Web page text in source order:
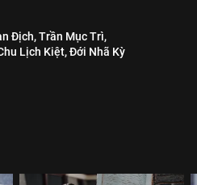
Địch,Trần Mục Trì,
Lịch Kiệt,Đới Nhã Kỳ